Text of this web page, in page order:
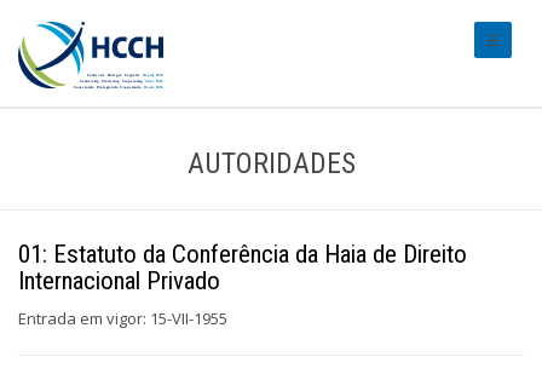
AUTORIDADES
01: Estatuto da Conferência da Haia de Direito
Internacional Privado
Entrada em vigor: 15-VII-1955